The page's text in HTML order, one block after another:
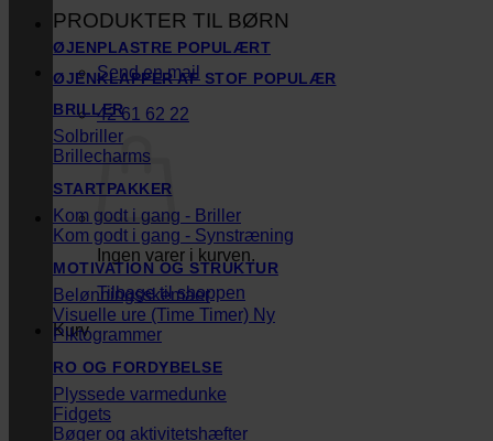
Send en mail
42 61 62 22
Ingen varer i kurven.
Tilbage til shoppen
Kurv
PRODUKTER TIL BØRN
ØJENPLASTRE
ØJENKLAPPER AF STOF
BRILLER
Solbriller
Brillecharms
STARTPAKKER
Kom godt i gang - Briller
Kom godt i gang - Synstræning
MOTIVATION OG STRUKTUR
Belønningsskemaer
Visuelle ure (Time Timer)
Piktogrammer
RO OG FORDYBELSE
Plyssede varmedunke
Fidgets
Bøger og aktivitetshæfter